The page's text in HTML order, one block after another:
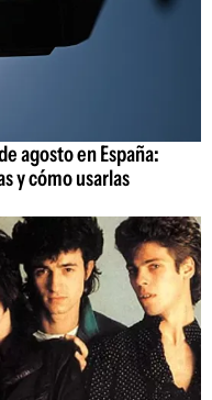
agosto en España:
y cómo usarlas